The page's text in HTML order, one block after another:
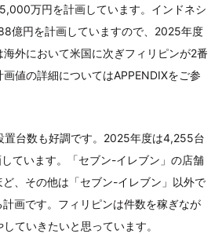
万円を計画しています。インドネシ
億円を計画していますので、2025年度
外において米国に次ぎフィリピンが2番
値の詳細についてはAPPENDIXをご参
置台数も好調です。2025年度は4,255台
ています。「セブン-イレブン」の店舗
、その他は「セブン-イレブン」以外で
画です。フィリピンは件数を稼ぎなが
ていきたいと思っています。